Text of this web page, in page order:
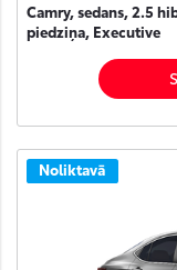
Camry, sedans, 2.5
piedziņa, Executive
Noliktavā